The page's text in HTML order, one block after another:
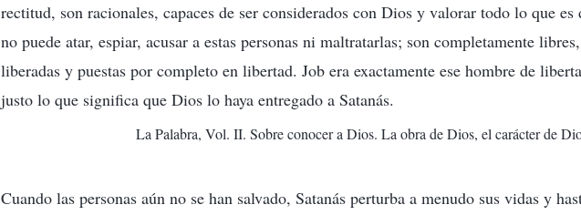
rectitud, son racionales, capaces de ser considerados con Dios y valorar todo lo que es
no puede atar, espiar, acusar a estas personas ni maltratarlas; son completamente
liberadas y puestas por completo en libertad. Job era exactamente ese hombre de
justo lo que significa que Dios lo haya entregado a Satanás.
La Palabra, Vol. II. Sobre conocer a Dios. La obra de Dios, el carácter de
Cuando las personas aún no se han salvado, Satanás perturba a menudo sus vidas y